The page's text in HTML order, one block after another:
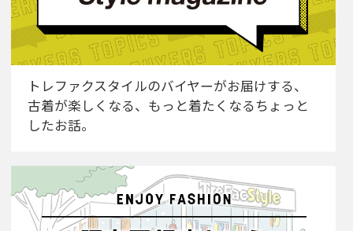
トレファクスタイルのバイヤーがお届けする、
古着が楽しくなる、もっと着たくなるちょっと
したお話。